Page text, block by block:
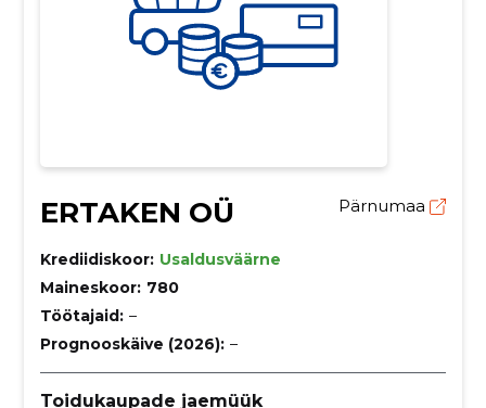
ERTAKEN OÜ Pärnumaa
Krediidiskoor: Usaldusväärne
Maineskoor: 780
Töötajaid: –
Prognooskäive (2026): –
Toidukaupade jaemüük